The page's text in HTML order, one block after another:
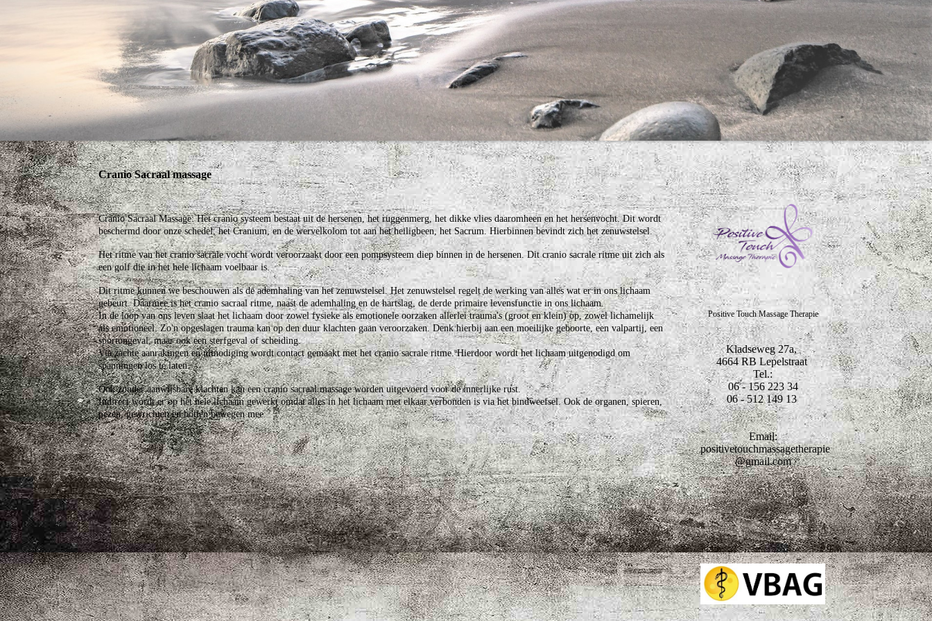
Cranio Sacraal massage
Cranio Sacraal Massage: Het cranio systeem bestaat uit de hersenen, het ruggenmerg, het dikke vlies daaromheen en het hersenvocht. Dit wordt
beschermd door onze schedel, het Cranium, en de wervelkolom tot aan het heiligbeen, het Sacrum. Hierbinnen bevindt zich het zenuwstelsel.
Het ritme van het cranio sacrale vocht wordt veroorzaakt door een pompsysteem diep binnen in de hersenen. Dit cranio sacrale ritme uit zich als
een golf die in het hele lichaam voelbaar is.
Dit ritme kunnen we beschouwen als de ademhaling van het zenuwstelsel. Het zenuwstelsel regelt de werking van alles wat er in ons lichaam
gebeurt. Daarmee is het cranio sacraal ritme, naast de ademhaling en de hartslag, de derde primaire levensfunctie in ons lichaam.
In de loop van ons leven slaat het lichaam door zowel fysieke als emotionele oorzaken allerlei trauma's (groot en klein) op, zowel lichamelijk
als emotioneel. Zo'n opgeslagen trauma kan op den duur klachten gaan veroorzaken. Denk hierbij aan een moeilijke geboorte, een valpartij, een
sportongeval, maar ook een sterfgeval of scheiding.
Via zachte aanrakingen en uitnodiging wordt contact gemaakt met het cranio sacrale ritme. Hierdoor wordt het lichaam uitgenodigd om
spanningen los te laten.
Ook zonder aanwijsbare klachten kan een cranio sacraal massage worden uitgevoerd voor de innerlijke rust.
Indirect wordt er op het hele lichaam gewerkt omdat alles in het lichaam met elkaar verbonden is via het bindweefsel. Ook de organen, spieren,
pezen, gewrichten en botten bewegen mee.
Positive Touch Massage Therapie
Kladseweg 27a,
4664 RB Lepelstraat
Tel.:
06 - 156 223 34
06 - 512 149 13
Email:
positivetouchmassagetherapie
@gmail.com